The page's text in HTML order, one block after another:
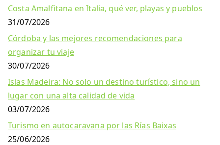
Costa Amalfitana en Italia, qué ver, playas y pueblos
31/07/2026
Córdoba y las mejores recomendaciones para
organizar tu viaje
30/07/2026
Islas Madeira: No solo un destino turístico, sino un
lugar con una alta calidad de vida
03/07/2026
Turismo en autocaravana por las Rías Baixas
25/06/2026